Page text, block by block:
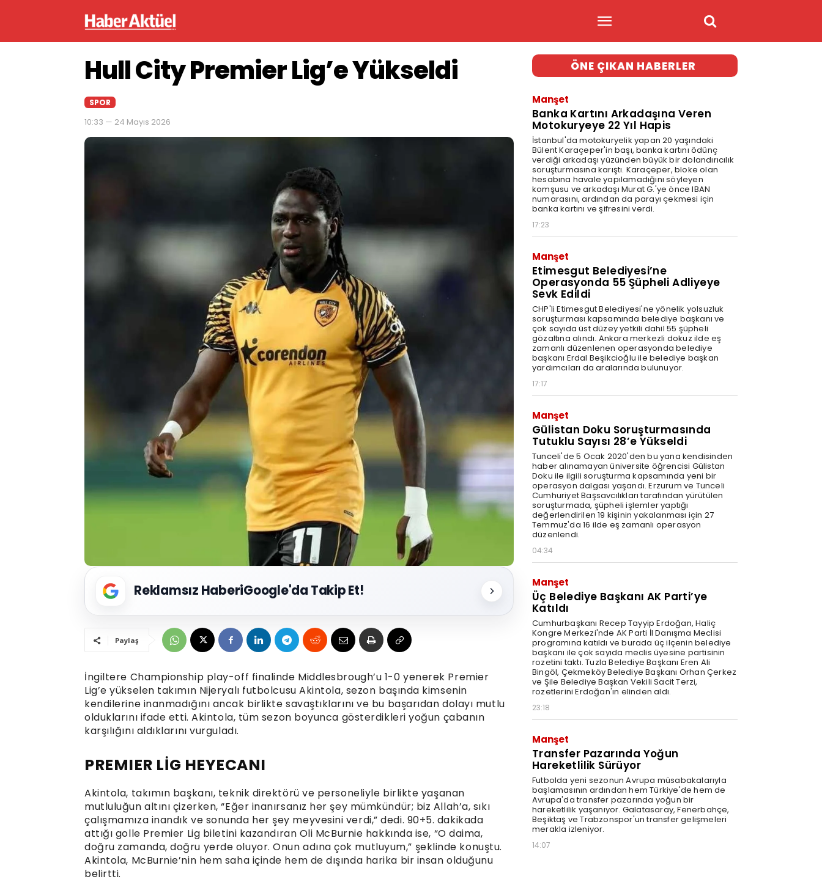
Hull City Premier Lig’e Yükseldi
SPOR
10:33 — 24 Mayıs 2026
Reklamsız HaberiGoogle'da Takip Et!
Paylaş
İngiltere Championship play-off finalinde Middlesbrough’u 1-0 yenerek Premier
Lig’e yükselen takımın Nijeryalı futbolcusu Akintola, sezon başında kimsenin
kendilerine inanmadığını ancak birlikte savaştıklarını ve bu başarıdan dolayı mutlu
olduklarını ifade etti. Akintola, tüm sezon boyunca gösterdikleri yoğun çabanın
karşılığını aldıklarını vurguladı.
PREMIER LİG HEYECANI
Akintola, takımın başkanı, teknik direktörü ve personeliyle birlikte yaşanan
mutluluğun altını çizerken, “Eğer inanırsanız her şey mümkündür; biz Allah’a, sıkı
çalışmamıza inandık ve sonunda her şey meyvesini verdi,” dedi. 90+5. dakikada
attığı golle Premier Lig biletini kazandıran Oli McBurnie hakkında ise, “O daima,
doğru zamanda, doğru yerde oluyor. Onun adına çok mutluyum,” şeklinde konuştu.
Akintola, McBurnie’nin hem saha içinde hem de dışında harika bir insan olduğunu
belirtti.
ÖNE ÇIKAN HABERLER
Manşet
Banka Kartını Arkadaşına Veren
Motokuryeye 22 Yıl Hapis
İstanbul'da motokuryelik yapan 20 yaşındaki
Bülent Karaçeper'in başı, banka kartını ödünç
verdiği arkadaşı yüzünden büyük bir dolandırıcılık
soruşturmasına karıştı. Karaçeper, bloke olan
hesabına havale yapılamadığını söyleyen
komşusu ve arkadaşı Murat G.'ye önce IBAN
numarasını, ardından da parayı çekmesi için
banka kartını ve şifresini verdi.
17:23
Manşet
Etimesgut Belediyesi’ne
Operasyonda 55 Şüpheli Adliyeye
Sevk Edildi
CHP'li Etimesgut Belediyesi'ne yönelik yolsuzluk
soruşturması kapsamında belediye başkanı ve
çok sayıda üst düzey yetkili dahil 55 şüpheli
gözaltına alındı. Ankara merkezli dokuz ilde eş
zamanlı düzenlenen operasyonda belediye
başkanı Erdal Beşikcioğlu ile belediye başkan
yardımcıları da aralarında bulunuyor.
17:17
Manşet
Gülistan Doku Soruşturmasında
Tutuklu Sayısı 28’e Yükseldi
Tunceli'de 5 Ocak 2020'den bu yana kendisinden
haber alınamayan üniversite öğrencisi Gülistan
Doku ile ilgili soruşturma kapsamında yeni bir
operasyon dalgası yaşandı. Erzurum ve Tunceli
Cumhuriyet Başsavcılıkları tarafından yürütülen
soruşturmada, şüpheli işlemler yaptığı
değerlendirilen 19 kişinin yakalanması için 27
Temmuz'da 16 ilde eş zamanlı operasyon
düzenlendi.
04:34
Manşet
Üç Belediye Başkanı AK Parti’ye
Katıldı
Cumhurbaşkanı Recep Tayyip Erdoğan, Haliç
Kongre Merkezi'nde AK Parti İl Danışma Meclisi
programına katıldı ve burada üç ilçenin belediye
başkanı ile çok sayıda meclis üyesine partisinin
rozetini taktı. Tuzla Belediye Başkanı Eren Ali
Bingöl, Çekmeköy Belediye Başkanı Orhan Çerkez
ve Şile Belediye Başkan Vekili Sacit Terzi,
rozetlerini Erdoğan'ın elinden aldı.
23:18
Manşet
Transfer Pazarında Yoğun
Hareketlilik Sürüyor
Futbolda yeni sezonun Avrupa müsabakalarıyla
başlamasının ardından hem Türkiye'de hem de
Avrupa'da transfer pazarında yoğun bir
hareketlilik yaşanıyor. Galatasaray, Fenerbahçe,
Beşiktaş ve Trabzonspor'un transfer gelişmeleri
merakla izleniyor.
14:07